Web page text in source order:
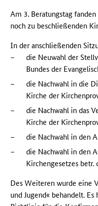
Am 3. Beratungstag
noch zu beschließenden
In der anschließenden
–
die Neuwahl der
Bundes der
–
die Nachwahl in die
Kirche der
–
die Nachwahl in das
Kirche der
–
die Nachwahl in den
–
die Nachwahl in den
Kirchengesetzes betr.
Des Weiteren wurde eine
und Jugend« behandelt.